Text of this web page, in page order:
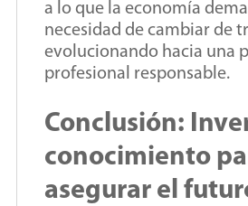
a lo que la economía
necesidad de cambiar de
evolucionando hacia una
profesional responsable.
Conclusión:
conocimiento
asegurar el